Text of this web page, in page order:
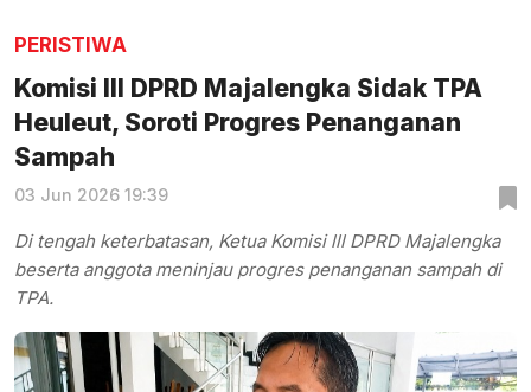
PERISTIWA
Komisi III DPRD Majalengka Sidak TPA
Heuleut, Soroti Progres Penanganan
Sampah
03 Jun 2026 19:39
Di tengah keterbatasan, Ketua Komisi lll DPRD Majalengka
beserta anggota meninjau progres penanganan sampah di
TPA.